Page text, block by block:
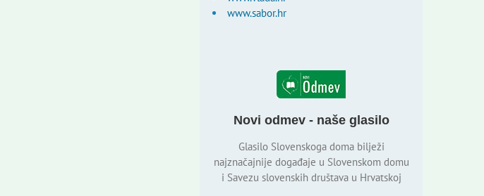
www.sabor.hr
Novi odmev - naše glasilo
Glasilo Slovenskoga doma bilježi
najznačajnije događaje u Slovenskom domu
i Savezu slovenskih društava u Hrvatskoj